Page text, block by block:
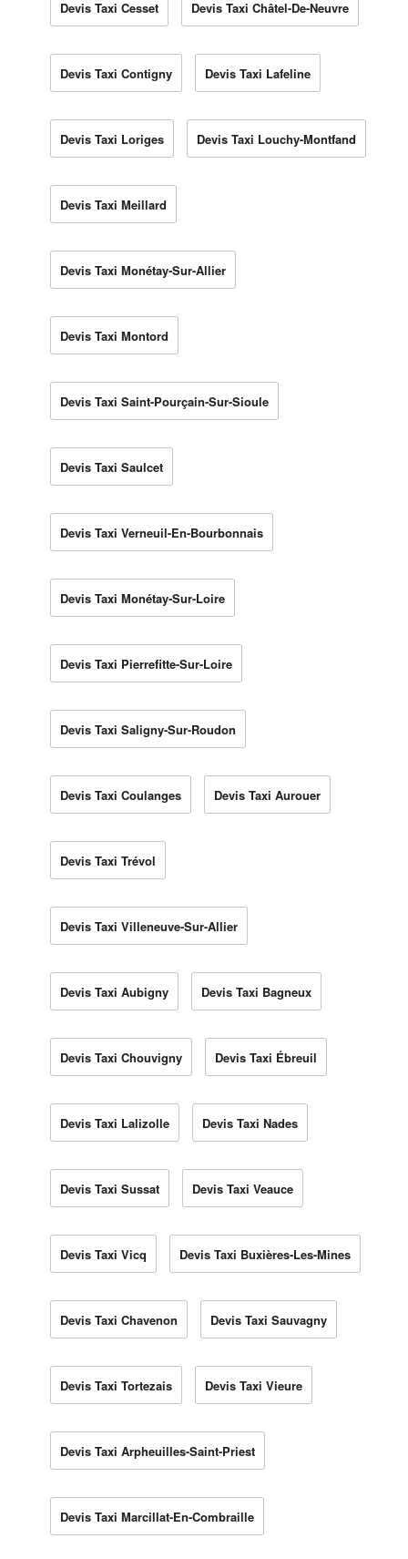
Devis Taxi Cesset Devis Taxi Châtel-De-Neuvre
Devis Taxi Contigny Devis Taxi Lafeline
Devis Taxi Loriges Devis Taxi Louchy-Montfand
Devis Taxi Meillard
Devis Taxi Monétay-Sur-Allier
Devis Taxi Montord
Devis Taxi Saint-Pourçain-Sur-Sioule
Devis Taxi Saulcet
Devis Taxi Verneuil-En-Bourbonnais
Devis Taxi Monétay-Sur-Loire
Devis Taxi Pierrefitte-Sur-Loire
Devis Taxi Saligny-Sur-Roudon
Devis Taxi Coulanges Devis Taxi Aurouer
Devis Taxi Trévol
Devis Taxi Villeneuve-Sur-Allier
Devis Taxi Aubigny Devis Taxi Bagneux
Devis Taxi Chouvigny Devis Taxi Ébreuil
Devis Taxi Lalizolle Devis Taxi Nades
Devis Taxi Sussat Devis Taxi Veauce
Devis Taxi Vicq Devis Taxi Buxières-Les-Mines
Devis Taxi Chavenon Devis Taxi Sauvagny
Devis Taxi Tortezais Devis Taxi Vieure
Devis Taxi Arpheuilles-Saint-Priest
Devis Taxi Marcillat-En-Combraille